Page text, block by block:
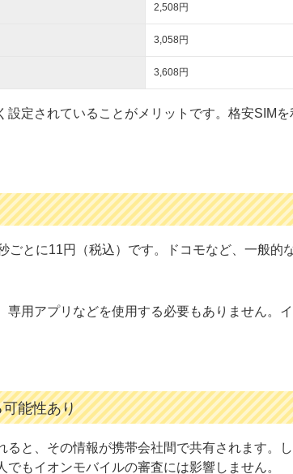
2,508円
3,058円
3,608円
設定されていることがメリットです。格安SIM
ごとに11円（税込）です。ドコモなど、一般的
専用アプリなどを使用する必要もありません。
能性あり
ると、その情報が携帯会社間で共有されます。
もイオンモバイルの審査には影響しません。